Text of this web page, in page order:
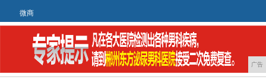
微商
广告